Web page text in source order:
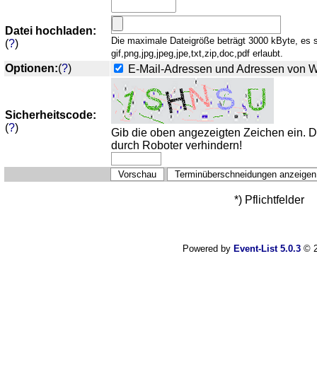
Datei hochladen:
(?)
Die maximale Dateigröße beträgt 3000 kByte, es
gif,png,jpg,jpeg,jpe,txt,zip,doc,pdf erlaubt.
Optionen:(?) E-Mail-Adressen und Adressen von
Sicherheitscode:
(?)
Gib die oben angezeigten Zeichen ein.
durch Roboter verhindern!
*) Pflichtfelder
Powered by Event-List 5.0.3©